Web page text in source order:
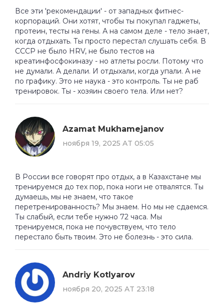
Все эти 'рекомендации' - от западных фитнес-
корпораций. Они хотят, чтобы ты покупал гаджеты,
протеин, тесты на гены. А на самом деле - тело знает,
когда отдыхать. Ты просто перестал слушать себя. В
СССР не было HRV, не было тестов на
креатинфосфокиназу - но атлеты росли. Потому что
не думали. А делали. И отдыхали, когда упали. А не
по графику. Это не наука - это контроль. Ты не раб
тренировок. Ты - хозяин своего тела. Или нет?
Azamat Mukhamejanov
ноября 19, 2025 AT 05:05
В России все говорят про отдых, а в Казахстане мы
тренируемся до тех пор, пока ноги не отвалятся. Ты
думаешь, мы не знаем, что такое
перетренированность? Мы знаем. Но мы не сдаемся.
Ты слабый, если тебе нужно 72 часа. Мы
тренируемся, пока не почувствуем, что тело
перестало быть твоим. Это не болезнь - это сила.
Andriy Kotlyarov
ноября 20, 2025 AT 23:18